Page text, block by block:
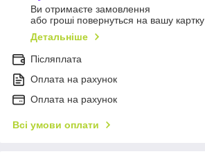
Ви отримаєте замовлення
або гроші повернуться на вашу картку
Детальніше
Післяплата
Оплата на рахунок
Оплата на рахунок
Всі умови оплати